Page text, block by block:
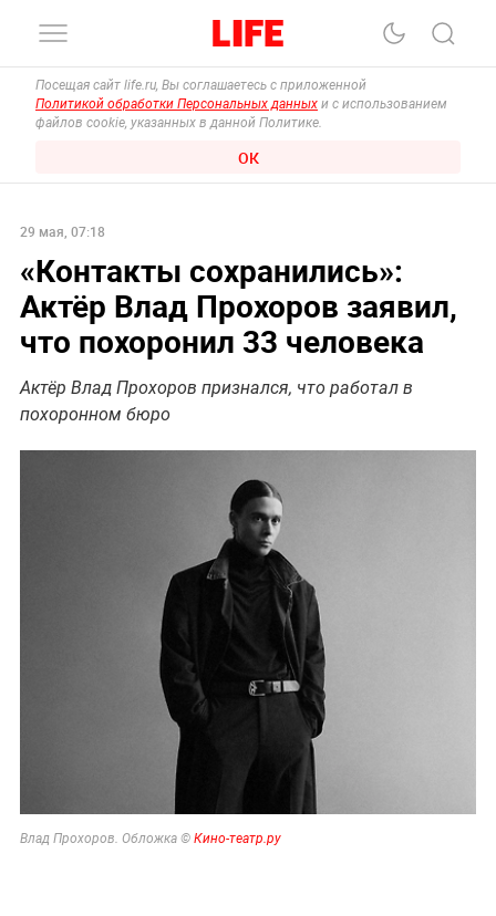
Посещая сайт life.ru, Вы соглашаетесь с приложенной
Политикой обработки Персональных данных и с использованием
файлов cookie, указанных в данной Политике.
ОК
29 мая, 07:18
«Контакты сохранились»:
Актёр Влад Прохоров заявил,
что похоронил 33 человека
Актёр Влад Прохоров признался, что работал в
похоронном бюро
Влад Прохоров. Обложка © Кино-театр.ру